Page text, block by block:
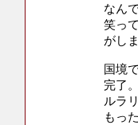
なん
笑っ
がし
国境
完了
ルラ
もっ